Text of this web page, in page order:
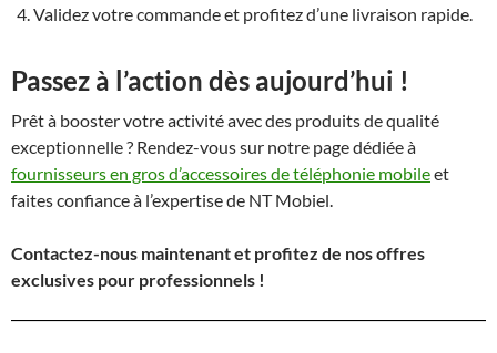
Validez votre commande et profitez d’une livraison rapide.
Passez à l’action dès aujourd’hui !
Prêt à booster votre activité avec des produits de qualité
exceptionnelle ? Rendez-vous sur notre page dédiée à
fournisseurs en gros d’accessoires de téléphonie mobileet
faites confiance à l’expertise de NT Mobiel.
Contactez-nous maintenant et profitez de nos offres
exclusives pour professionnels !